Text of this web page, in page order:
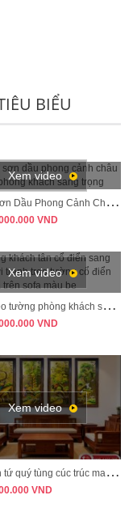
BIỂU
Xem video
T
ranh Sơn Dầu Phong Cảnh Châu Âu Treo Phòng Khách – Sang Trọng, Đẳng Cấp MÃ CD04
VND
Xem video
t
ranh treo tường phòng khách sang trọng phong cách tân cổ điển mã CD02
VND
Xem video
B
ộ tranh tứ quý tùng cúc trúc mai tranh bốn mùa xuân hạ thu đông mã TQ13A
VND